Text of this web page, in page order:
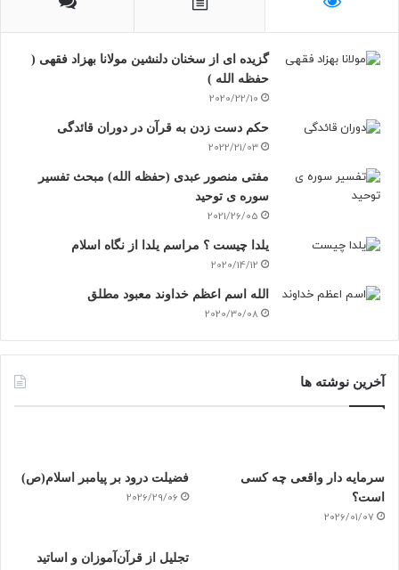
گزیده ای از سخنان دلنشین مولانا بهزاد فقهی (
حفظه الله )
2020/22/10
حکم دست زدن به قرآن در دوران قائدگی
2022/21/03
مفتی منصور عبدی (حفظه الله) مبحث تفسیر
سوره ی توحید
2021/26/05
یلدا چیست ؟ مراسم یلدا از نگاه اسلام
2020/14/12
الله اسم اعظم خداوند معبود مطلق
2020/30/08
آخرین نوشته ها
سرمایه دار واقعی چه کسی
است؟
2026/01/07
فضیلت درود بر پیامبر اسلام(ص)
2026/29/06
تجلیل از قرآن‌آموزان و اساتید